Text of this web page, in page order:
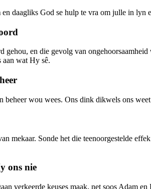
daagliks God se hulp te vra om julle in
gehou, en die gevolg van
wat Hy sê.
wou wees. Ons dink dikwels ons
mekaar. Sonde het die teenoorgestelde
ons nie
verkeerde keuses maak, net soos Adam